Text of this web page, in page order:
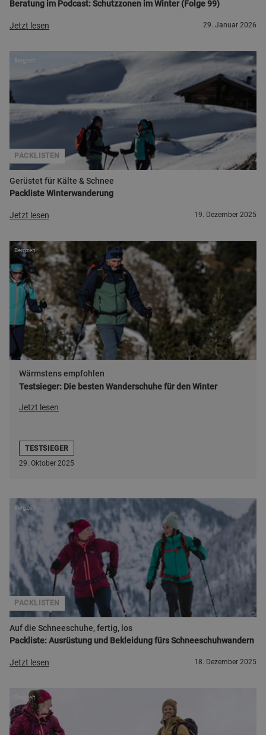
Beratung im Podcast: Schutzzonen im Winter (Folge 99)
Jetzt lesen 29. Januar 2026
Gerüstet für Kälte & Schnee
Packliste Winterwanderung
PACKLISTEN
Bergzeit
Jetzt lesen 19. Dezember 2025
Auf die Schneeschuhe, fertig, los
Packliste: Ausrüstung und Bekleidung fürs Schneeschuhwandern
PACKLISTEN
Bergzeit
Jetzt lesen 18. Dezember 2025
Bergzeit
Wärmstens empfohlen
Testsieger: Die besten Wanderschuhe für den Winter
Jetzt lesen
TESTSIEGER
29. Oktober 2025
Bergzeit